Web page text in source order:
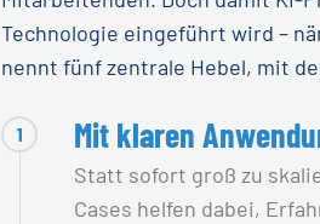
Technologie eingeführt wird –
nennt fünf zentrale Hebel, mit
1 Mit klaren
Statt sofort groß zu
Cases helfen dabei,